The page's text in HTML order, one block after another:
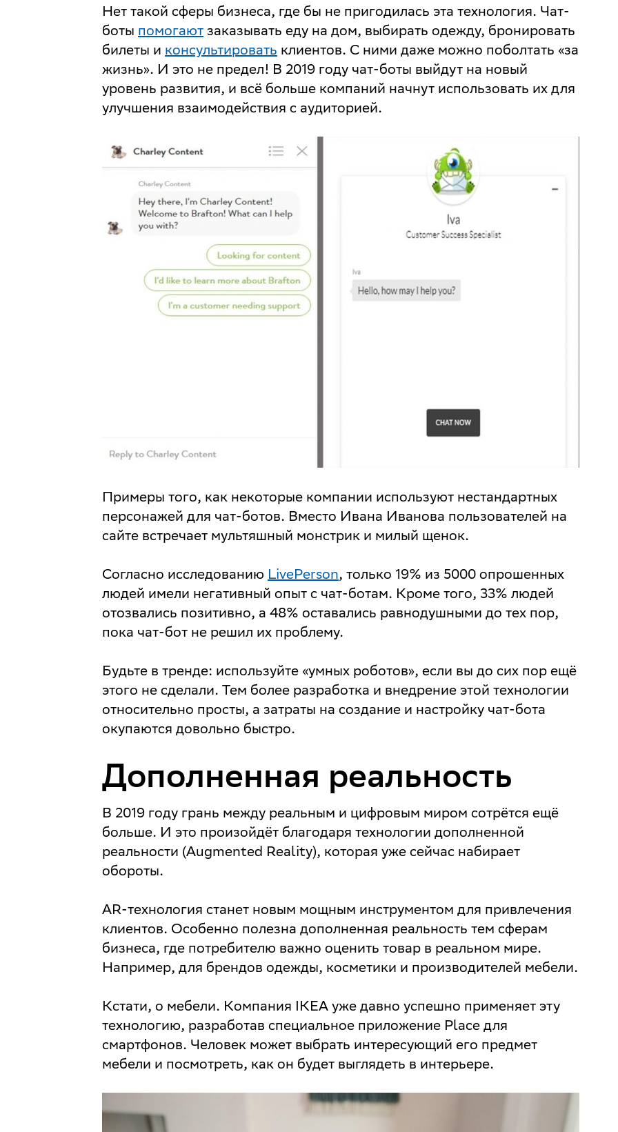
Нет такой сферы бизнеса, где бы не пригодилась эта технология. Чат-
боты помогают заказывать еду на дом, выбирать одежду, бронировать
билеты и консультировать клиентов. С ними даже можно поболтать «за
жизнь». И это не предел! В 2019 году чат-боты выйдут на новый
уровень развития, и всё больше компаний начнут использовать их для
улучшения взаимодействия с аудиторией.
Примеры того, как некоторые компании используют нестандартных
персонажей для чат-ботов. Вместо Ивана Иванова пользователей на
сайте встречает мультяшный монстрик и милый щенок.
Согласно исследованию LivePerson, только 19% из 5000 опрошенных
людей имели негативный опыт с чат-ботам. Кроме того, 33% людей
отозвались позитивно, а 48% оставались равнодушными до тех пор,
пока чат-бот не решил их проблему.
Будьте в тренде: используйте «умных роботов», если вы до сих пор ещё
этого не сделали. Тем более разработка и внедрение этой технологии
относительно просты, а затраты на создание и настройку чат-бота
окупаются довольно быстро.
Дополненная реальность
В 2019 году грань между реальным и цифровым миром сотрётся ещё
больше. И это произойдёт благодаря технологии дополненной
реальности (Augmented Reality), которая уже сейчас набирает
обороты.
AR-технология станет новым мощным инструментом для привлечения
клиентов. Особенно полезна дополненная реальность тем сферам
бизнеса, где потребителю важно оценить товар в реальном мире.
Например, для брендов одежды, косметики и производителей мебели.
Кстати, о мебели. Компания IKEA уже давно успешно применяет эту
технологию, разработав специальное приложение Place для
смартфонов. Человек может выбрать интересующий его предмет
мебели и посмотреть, как он будет выглядеть в интерьере.